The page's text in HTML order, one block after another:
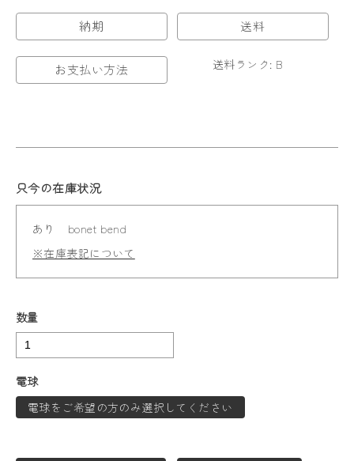
納期 送料
お支払い方法 送料ランク: B
只今の在庫状況
あり
bonet bend
※在庫表記について
数量
電球
電球をご希望の方のみ選択してください